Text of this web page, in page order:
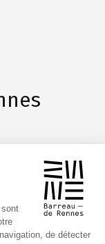
de détecter